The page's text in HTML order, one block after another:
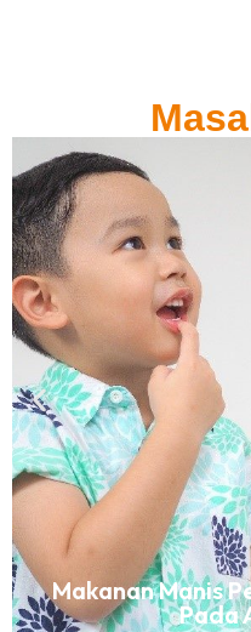
Makanan Manis
Pada